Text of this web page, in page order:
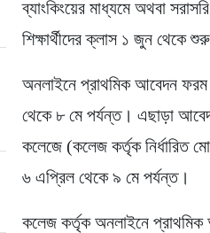
ব্যাংকিংয়ের মাধ্যমে অথবা
শিক্ষার্থীদের ক্লাস ১ জুন থেকে
অনলাইনে প্রাথমিক আবেদন ফরম
থেকে ৮ মে পর্যন্ত। এছাড়া
কলেজে (কলেজ কর্তৃক নির্ধারিত
৬ এপ্রিল থেকে ৯ মে পর্যন্ত।
কলেজ কর্তৃক অনলাইনে প্রাথমিক